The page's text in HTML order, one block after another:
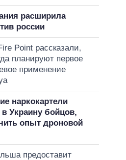
расширила
россии
Point рассказали,
планируют первое
применение
наркокартели
Украину бойцов,
опыт дроновой
предоставит